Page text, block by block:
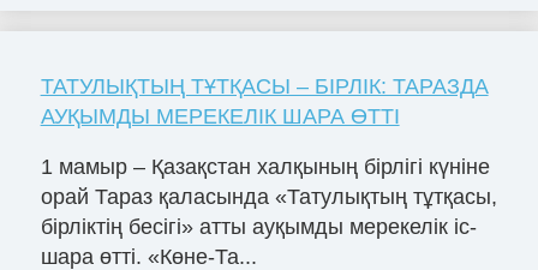
ТАТУЛЫҚТЫҢ ТҰТҚАСЫ – БІРЛІК: ТАРАЗДА
АУҚЫМДЫ МЕРЕКЕЛІК ШАРА ӨТТІ
1 мамыр – Қазақстан халқының бірлігі күніне
орай Тараз қаласында «Татулықтың тұтқасы,
бірліктің бесігі» атты ауқымды мерекелік іс-
шара өтті. «Көне-Та...